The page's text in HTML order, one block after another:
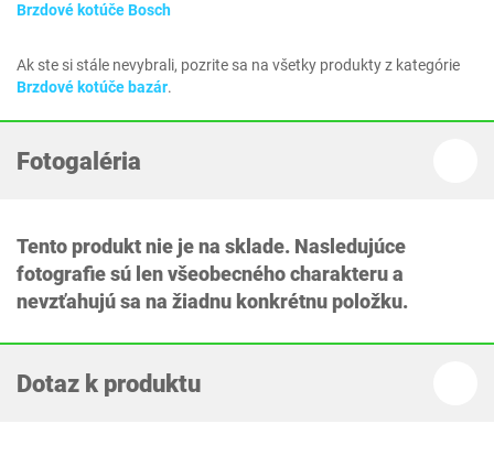
Brzdové kotúče Bosch
Ak ste si stále nevybrali, pozrite sa na všetky produkty z kategórie
Brzdové kotúče bazár.
Fotogaléria
Tento produkt nie je na sklade. Nasledujúce
fotografie sú len všeobecného charakteru a
nevzťahujú sa na žiadnu konkrétnu položku.
Dotaz k produktu